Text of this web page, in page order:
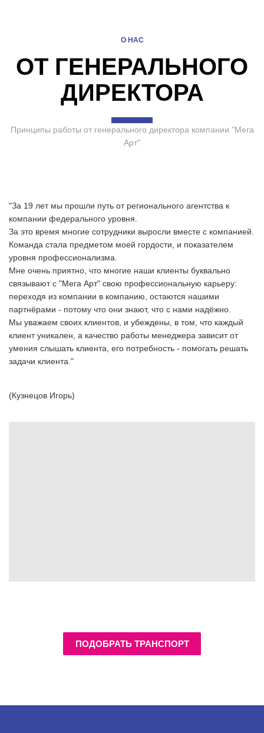
О НАС
ОТ ГЕНЕРАЛЬНОГО
ДИРЕКТОРА
Принципы работы от генерального директора компании "Мега
Арт"
"За 19 лет мы прошли путь от регионального агентства к
компании федерального уровня.
За это время многие сотрудники выросли вместе с компанией.
Команда стала предметом моей гордости, и показателем
уровня профессионализма.
Мне очень приятно, что многие наши клиенты буквально
связывают с "Мега Арт" свою профессиональную карьеру:
переходя из компании в компанию, остаются нашими
партнёрами - потому что они знают, что с нами надёжно.
Мы уважаем своих клиентов, и убеждены, в том, что каждый
клиент уникален, а качество работы менеджера зависит от
умения слышать клиента, его потребность - помогать решать
задачи клиента."
(Кузнецов Игорь)
ПОДОБРАТЬ ТРАНСПОРТ